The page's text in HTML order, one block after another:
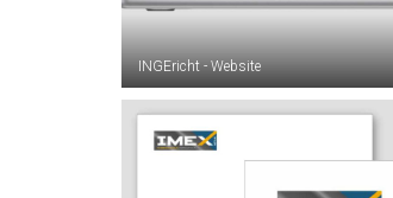
INGEricht - Website